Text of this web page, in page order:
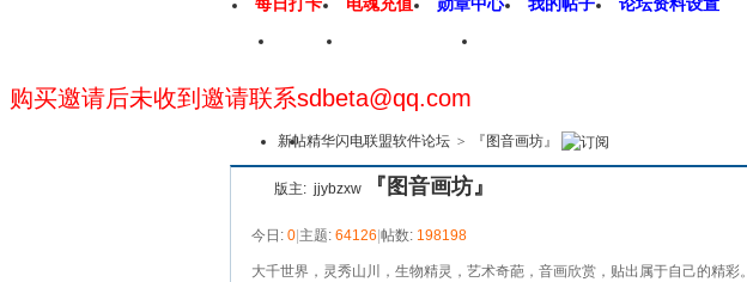
首页 闪电联盟论坛
购买邀请后未收到邀请联系sdbeta@qq.com
新帖精华闪电联盟软件论坛 > 『图音画坊』
版主: jjybzxw 『图音画坊』
今日: 0|主题: 64126|帖数: 198198
大千世界，灵秀山川，生物精灵，艺术奇葩，音画欣赏，贴出属于自己的精彩。